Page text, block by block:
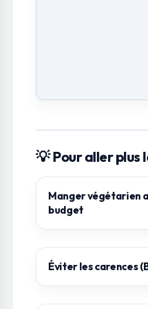
💡 Pour aller plus
Manger végétarien
budget
Éviter les carences